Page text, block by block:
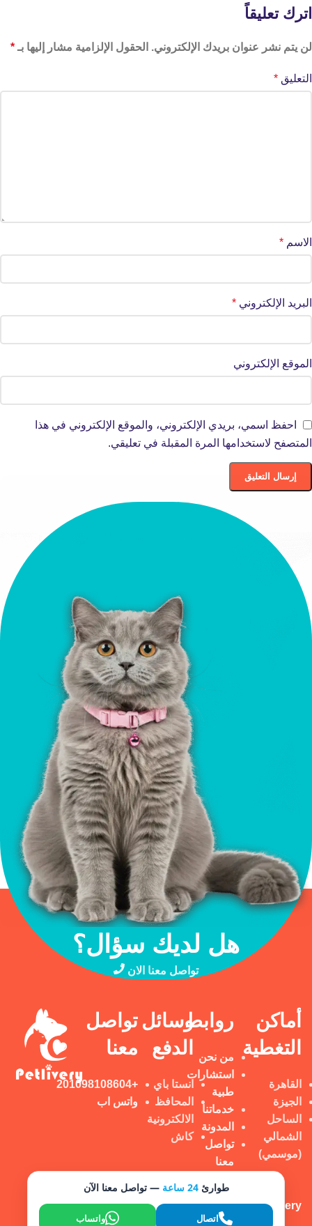
اترك تعليقاً
لن يتم نشر عنوان بريدك الإلكتروني. الحقول الإلزامية مشار إليها بـ *
التعليق *
الاسم *
البريد الإلكتروني *
الموقع الإلكتروني
احفظ اسمي، بريدي الإلكتروني، والموقع الإلكتروني في هذا
المتصفح لاستخدامها المرة المقبلة في تعليقي.
هل لديك سؤال؟
تواصل معنا الان
أماكن
التغطية
القاهرة
الجيزة
الساحل
الشمالي
(موسمي)
روابط
من نحن
استشارات
طبية
خدماتنا
المدونة
تواصل
معنا
وسائل
الدفع
انستا باي
المحافظ
الالكترونية
كاش
تواصل
معنا
+201098108604
واتس اب
طوارئ24 ساعة — تواصل معنا الآن
اتصال واتساب
Petlivery تم إنشاؤه بواسطة BoldBrand© 2025